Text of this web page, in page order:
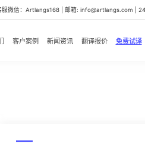
微信：Artlangs168 | 邮箱: info@artlangs.com |
客户案例 新闻资讯 翻译报价 免费试译